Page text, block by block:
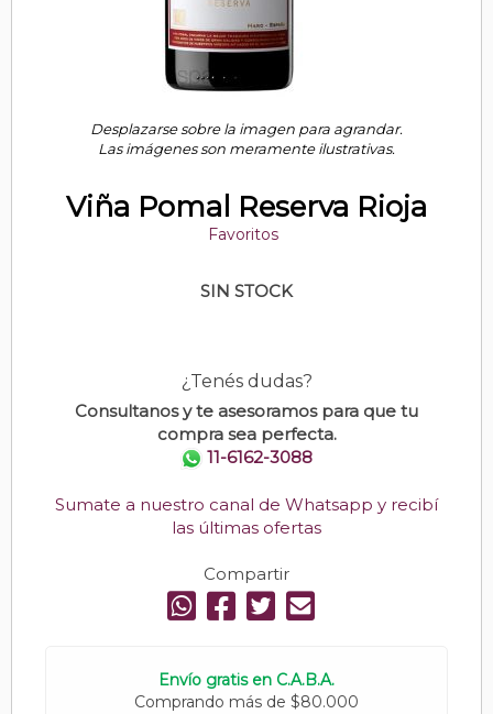
Desplazarse sobre la imagen para agrandar.
Las imágenes son meramente ilustrativas.
Viña Pomal Reserva Rioja
Favoritos
SIN STOCK
¿Tenés dudas?
Consultanos y te asesoramos para que tu
compra sea perfecta.
11-6162-3088
Sumate a nuestro canal de Whatsapp y recibí
las últimas ofertas
Compartir
Envío gratis en C.A.B.A.
Comprando más de $80.000